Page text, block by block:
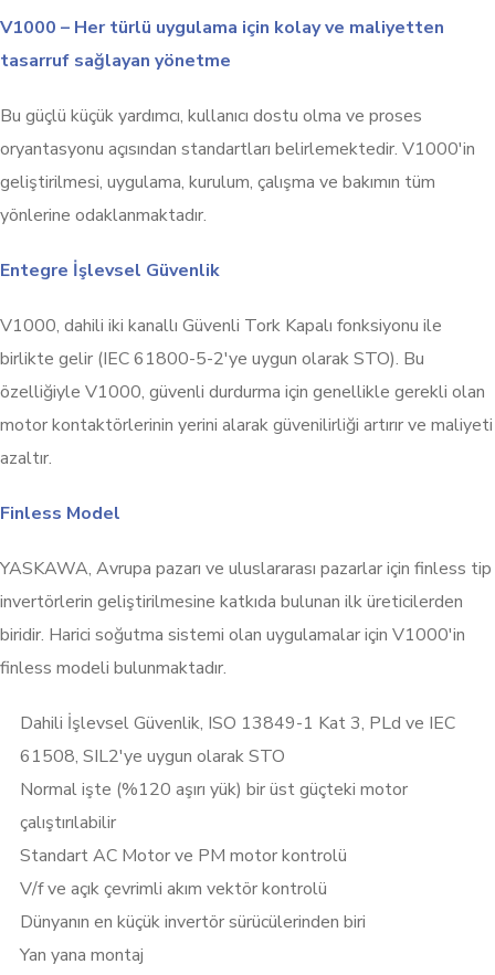
V1000 – Her türlü uygulama için kolay ve maliyetten
tasarruf sağlayan yönetme
Bu güçlü küçük yardımcı, kullanıcı dostu olma ve proses
oryantasyonu açısından standartları belirlemektedir. V1000'in
geliştirilmesi, uygulama, kurulum, çalışma ve bakımın tüm
yönlerine odaklanmaktadır.
Entegre İşlevsel Güvenlik
V1000, dahili iki kanallı Güvenli Tork Kapalı fonksiyonu ile
birlikte gelir (IEC 61800-5-2'ye uygun olarak STO). Bu
özelliğiyle V1000, güvenli durdurma için genellikle gerekli olan
motor kontaktörlerinin yerini alarak güvenilirliği artırır ve maliyeti
azaltır.
Finless Model
YASKAWA, Avrupa pazarı ve uluslararası pazarlar için finless tip
invertörlerin geliştirilmesine katkıda bulunan ilk üreticilerden
biridir. Harici soğutma sistemi olan uygulamalar için V1000'in
finless modeli bulunmaktadır.
Dahili İşlevsel Güvenlik, ISO 13849-1 Kat 3, PLd ve IEC
61508, SIL2'ye uygun olarak STO
Normal işte (%120 aşırı yük) bir üst güçteki motor
çalıştırılabilir
Standart AC Motor ve PM motor kontrolü
V/f ve açık çevrimli akım vektör kontrolü
Dünyanın en küçük invertör sürücülerinden biri
Yan yana montaj